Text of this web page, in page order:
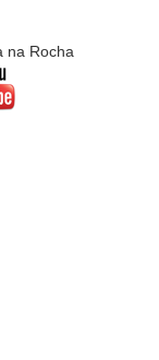
na Rocha